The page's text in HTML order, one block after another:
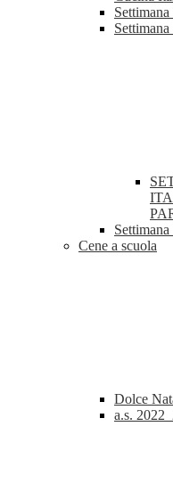
Settimana
Cene a scuola
Dolce
a.s.